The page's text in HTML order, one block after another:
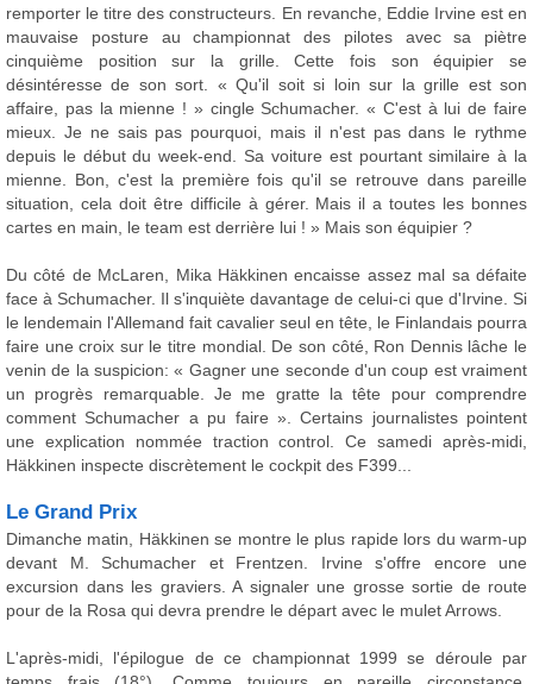
remporter le titre des constructeurs. En revanche, Eddie Irvine est en
mauvaise posture au championnat des pilotes avec sa piètre
cinquième position sur la grille. Cette fois son équipier se
désintéresse de son sort. « Qu'il soit si loin sur la grille est son
affaire, pas la mienne ! » cingle Schumacher. « C'est à lui de faire
mieux. Je ne sais pas pourquoi, mais il n'est pas dans le rythme
depuis le début du week-end. Sa voiture est pourtant similaire à la
mienne. Bon, c'est la première fois qu'il se retrouve dans pareille
situation, cela doit être difficile à gérer. Mais il a toutes les bonnes
cartes en main, le team est derrière lui ! » Mais son équipier ?
Du côté de McLaren, Mika Häkkinen encaisse assez mal sa défaite
face à Schumacher. Il s'inquiète davantage de celui-ci que d'Irvine. Si
le lendemain l'Allemand fait cavalier seul en tête, le Finlandais pourra
faire une croix sur le titre mondial. De son côté, Ron Dennis lâche le
venin de la suspicion: « Gagner une seconde d'un coup est vraiment
un progrès remarquable. Je me gratte la tête pour comprendre
comment Schumacher a pu faire ». Certains journalistes pointent
une explication nommée traction control. Ce samedi après-midi,
Häkkinen inspecte discrètement le cockpit des F399...
Le Grand Prix
Dimanche matin, Häkkinen se montre le plus rapide lors du warm-up
devant M. Schumacher et Frentzen. Irvine s'offre encore une
excursion dans les graviers. A signaler une grosse sortie de route
pour de la Rosa qui devra prendre le départ avec le mulet Arrows.
L'après-midi, l'épilogue de ce championnat 1999 se déroule par